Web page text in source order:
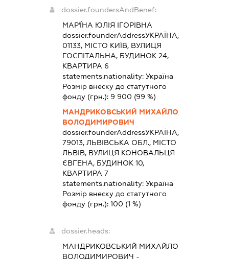
dossier.foundersAndBenef:
МАР'ЇНА ЮЛІЯ ІГОРІВНА
dossier.founderAddressУКРАЇНА,
01133, МІСТО КИЇВ, ВУЛИЦЯ
ГОСПІТАЛЬНА, БУДИНОК 24,
КВАРТИРА 6
statements.nationality: Україна
Розмір внеску до статутного
фонду (грн.): 9 900 (99 %)
МАНДРИКОВСЬКИЙ МИХАЙЛО
ВОЛОДИМИРОВИЧ
dossier.founderAddressУКРАЇНА,
79013, ЛЬВІВСЬКА ОБЛ., МІСТО
ЛЬВІВ, ВУЛИЦЯ КОНОВАЛЬЦЯ
ЄВГЕНА, БУДИНОК 10,
КВАРТИРА 7
statements.nationality: Україна
Розмір внеску до статутного
фонду (грн.): 100 (1 %)
dossier.heads:
МАНДРИКОВСЬКИЙ МИХАЙЛО
ВОЛОДИМИРОВИЧ -